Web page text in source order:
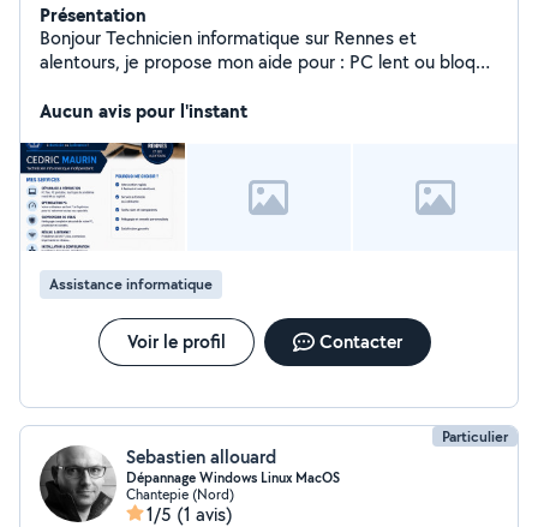
Présentation
Bonjour Technicien informatique sur Rennes et
alentours, je propose mon aide pour : PC lent ou bloqué
Installation et dépannage Windows Sauvegarde et
distance selon le problème. Disponible rapidement
Cedric
Aucun avis pour l'instant
Assistance informatique
Voir le profil Contacter
Particulier
Sebastien allouard
Dépannage Windows Linux MacOS
Chantepie (Nord)
1/5 (1 avis)